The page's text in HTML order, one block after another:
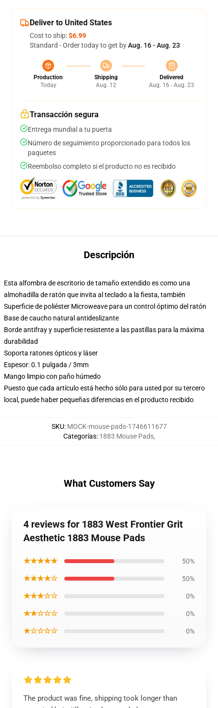
Deliver to United States
Cost to ship:$6.99
Standard - Order today to get byAug. 16 - Aug. 23
Production
Today
Shipping
Aug. 12
Delivered
Aug. 16 - Aug. 23
Transacción segura
Entrega mundial a tu puerta
Número de seguimiento proporcionado para todos los
paquetes
Reembolso completo si el producto no es recibido
Descripción
Esta alfombra de escritorio de tamaño extendido es como una
almohadilla de ratón que invita al teclado a la fiesta, también
Superficie de poliéster Microweave para un control óptimo del ratón
Base de caucho natural antideslizante
Borde antifray y superficie resistente a las pastillas para la máxima
durabilidad
Soporta ratones ópticos y láser
Espesor: 0.1 pulgada / 3mm
Mango limpio con paño húmedo
Puesto que cada artículo está hecho sólo para usted por su tercero
local, puede haber pequeñas diferencias en el producto recibido
SKU: MOCK-mouse-pads-1746611677
Categorías: 1883 Mouse Pads,
What Customers Say
4 reviews for 1883 West Frontier Grit
Aesthetic 1883 Mouse Pads
★★★★★ 50%
★★★★☆ 50%
★★★☆☆ 0%
★★☆☆☆ 0%
★☆☆☆☆ 0%
The product was fine, shipping took longer than